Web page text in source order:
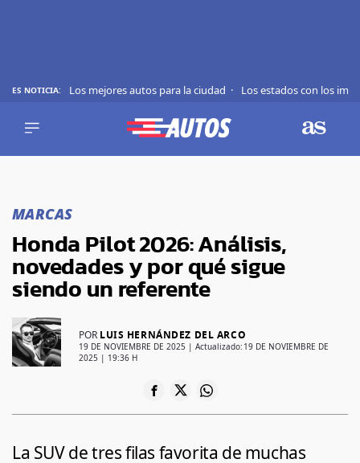
ES NOTICIA: Los mejores autos para la ciudad Los estados con los
REVIEWS
CURIOSIDADES
MARCAS
RANKINGS
SÍGUENOS
MARCAS
Honda Pilot 2026: Análisis,
novedades y por qué sigue
siendo un referente
POR LUIS HERNÁNDEZ DEL ARCO
19 DE NOVIEMBRE DE 2025 | Actualizado: 19 DE NOVIEMBRE DE
2025 | 19:36 H
La SUV de tres filas favorita de muchas